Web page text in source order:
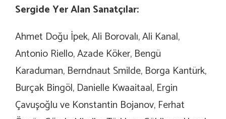
Sergide Yer Alan Sanatçılar:
Ahmet Doğu İpek, Ali Borovalı, Ali Kanal,
Antonio Riello, Azade Köker, Bengü
Karaduman, Berndnaut Smilde, Borga Kantürk,
Burçak Bingöl, Danielle Kwaaitaal, Ergin
Çavuşoğlu ve Konstantin Bojanov, Ferhat